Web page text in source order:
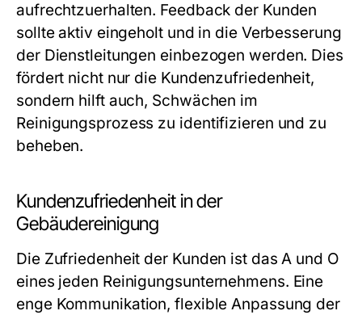
aufrechtzuerhalten. Feedback der Kunden
sollte aktiv eingeholt und in die Verbesserung
der Dienstleitungen einbezogen werden. Dies
fördert nicht nur die Kundenzufriedenheit,
sondern hilft auch, Schwächen im
Reinigungsprozess zu identifizieren und zu
beheben.
Kundenzufriedenheit in der
Gebäudereinigung
Die Zufriedenheit der Kunden ist das A und O
eines jeden Reinigungsunternehmens. Eine
enge Kommunikation, flexible Anpassung der